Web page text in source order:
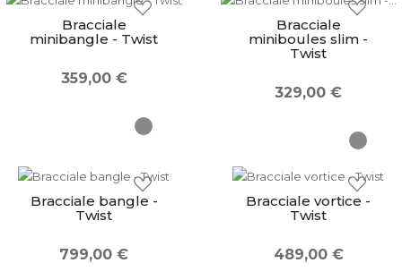
Bracciale
minibangle - Twist
359,00 €
Bracciale
miniboules slim -
Twist
329,00 €
Bracciale bangle -
Twist
799,00 €
Bracciale vortice -
Twist
489,00 €
Annulla Wishlist